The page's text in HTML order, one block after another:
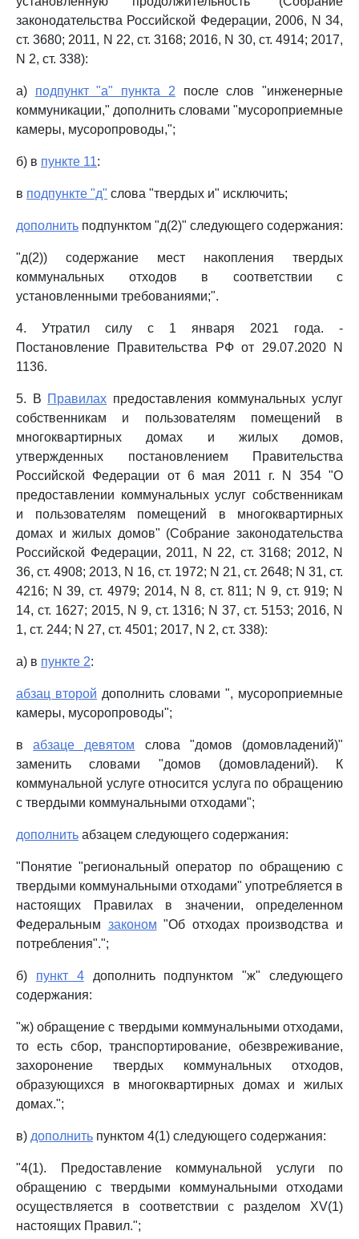
законодательства Российской Федерации, 2006, N 34,
ст. 3680; 2011, N 22, ст. 3168; 2016, N 30, ст. 4914; 2017,
N 2, ст. 338):
а) подпункт "а" пункта 2 после слов "инженерные
коммуникации," дополнить словами "мусороприемные
камеры, мусоропроводы,";
б) в пункте 11:
в подпункте "д" слова "твердых и" исключить;
дополнить подпунктом "д(2)" следующего содержания:
"д(2)) содержание мест накопления твердых
коммунальных отходов в соответствии с
установленными требованиями;".
4. Утратил силу с 1 января 2021 года. -
Постановление Правительства РФ от 29.07.2020 N
1136.
5. В Правилах предоставления коммунальных услуг
собственникам и пользователям помещений в
многоквартирных домах и жилых домов,
утвержденных постановлением Правительства
Российской Федерации от 6 мая 2011 г. N 354 "О
предоставлении коммунальных услуг собственникам
и пользователям помещений в многоквартирных
домах и жилых домов" (Собрание законодательства
Российской Федерации, 2011, N 22, ст. 3168; 2012, N
36, ст. 4908; 2013, N 16, ст. 1972; N 21, ст. 2648; N 31, ст.
4216; N 39, ст. 4979; 2014, N 8, ст. 811; N 9, ст. 919; N
14, ст. 1627; 2015, N 9, ст. 1316; N 37, ст. 5153; 2016, N
1, ст. 244; N 27, ст. 4501; 2017, N 2, ст. 338):
а) в пункте 2:
абзац второй дополнить словами ", мусороприемные
камеры, мусоропроводы";
вабзаце девятом слова "домов (домовладений)"
заменить словами "домов (домовладений). К
коммунальной услуге относится услуга по обращению
с твердыми коммунальными отходами";
дополнить абзацем следующего содержания:
"Понятие "региональный оператор по обращению с
твердыми коммунальными отходами" употребляется в
настоящих Правилах в значении, определенном
Федеральным законом "Об отходах производства и
потребления".";
б) пункт 4дополнить подпунктом "ж" следующего
содержания:
"ж) обращение с твердыми коммунальными отходами,
то есть сбор, транспортирование, обезвреживание,
захоронение твердых коммунальных отходов,
образующихся в многоквартирных домах и жилых
домах.";
в) дополнить пунктом 4(1) следующего содержания:
"4(1). Предоставление коммунальной услуги по
обращению с твердыми коммунальными отходами
осуществляется в соответствии с разделом XV(1)
настоящих Правил.";